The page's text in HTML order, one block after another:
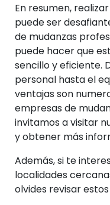
En resumen,
puede ser
de mudanzas
puede hacer que
sencillo y eficiente.
personal hasta el
ventajas son
empresas de
invitamos a visitar
y obtener más
Además, si te
localidades
olvides revisar